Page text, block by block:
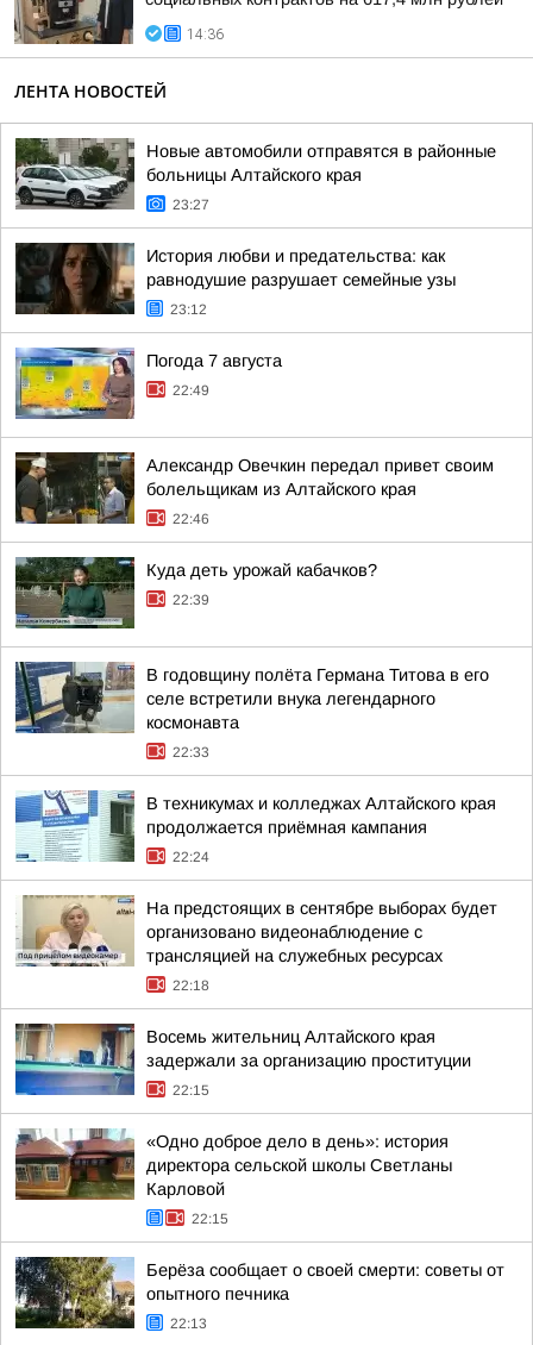
14:36
ЛЕНТА НОВОСТЕЙ
Новые автомобили отправятся в районные
больницы Алтайского края
23:27
История любви и предательства: как
равнодушие разрушает семейные узы
23:12
Погода 7 августа
22:49
Александр Овечкин передал привет своим
болельщикам из Алтайского края
22:46
Куда деть урожай кабачков?
22:39
В годовщину полёта Германа Титова в его
селе встретили внука легендарного
космонавта
22:33
В техникумах и колледжах Алтайского края
продолжается приёмная кампания
22:24
На предстоящих в сентябре выборах будет
организовано видеонаблюдение с
трансляцией на служебных ресурсах
22:18
Восемь жительниц Алтайского края
задержали за организацию проституции
22:15
«Одно доброе дело в день»: история
директора сельской школы Светланы
Карловой
22:15
Берёза сообщает о своей смерти: советы от
опытного печника
22:13